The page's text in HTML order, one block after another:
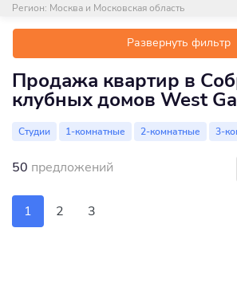
Регион: Москва и Московская область
Развернуть фильтр
Продажа квартир в
клубных домов West
Студии 1-комнатные 2-комнатные 3-
50 предложений
1 2 3